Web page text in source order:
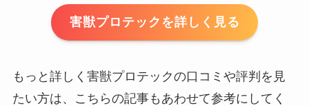
害獣プロテックを詳しく見る
もっと詳しく害獣プロテックの口コミや評判を見
たい方は、こちらの記事もあわせて参考にしてく